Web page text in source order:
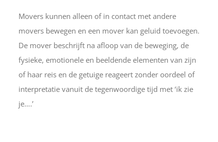
Movers kunnen alleen of in contact met andere
movers bewegen en een mover kan geluid toevoegen.
De mover beschrijft na afloop van de beweging, de
fysieke, emotionele en beeldende elementen van zijn
of haar reis en de getuige reageert zonder oordeel of
interpretatie vanuit de tegenwoordige tijd met ‘ik zie
je….’